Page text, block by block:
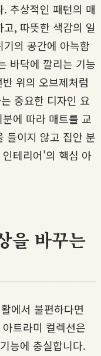
추상적인 패턴의 매
, 따뜻한 색감의 일
의 공간에 아늑함
바닥에 깔리는 기능
위의 오브제처럼
중요한 디자인 요
에 따라 매트를 교
들이지 않고 집안 분
테리어'의 핵심 아
을 바꾸는
에서 불편하다면
트라미 컬렉션은
능에 충실합니다.